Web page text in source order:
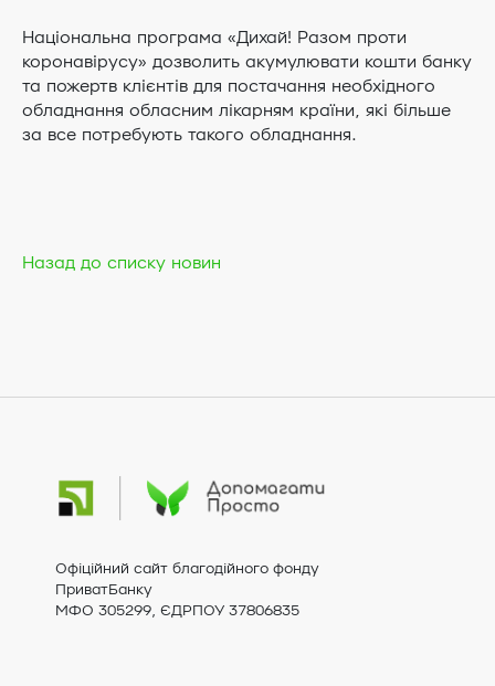
Національна програма «Дихай! Разом проти
коронавірусу» дозволить акумулювати кошти банку
та пожертв клієнтів для постачання необхідного
обладнання обласним лікарням країни, які більше
за все потребують такого обладнання.
Назад до списку новин
Офіційний сайт благодійного фонду
ПриватБанку
МФО 305299, ЄДРПОУ 37806835